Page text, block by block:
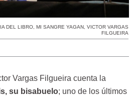
DEL LIBRO MI SANGRE YAGAN VICTOR VARGAS
FILGUEIRA
Vargas Filgueira cuenta la
su bisabuelo; uno de los últimos